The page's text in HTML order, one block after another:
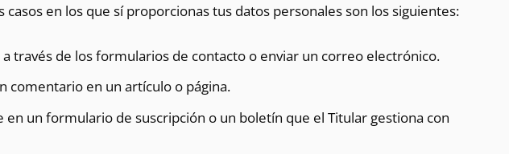
casos en los que sí proporcionas tus datos personales son los siguientes:
través de los formularios de contacto o enviar un correo electrónico.
comentario en un artículo o página.
en un formulario de suscripción o un boletín que el Titular gestiona con